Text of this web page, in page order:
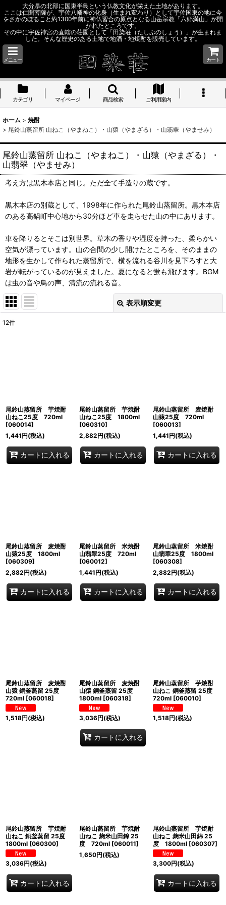
大分県の北部に国東半島という仏教文化が栄えた土地があります。
ここは仁聞菩薩が、宇佐八幡神の化身（生まれ変わり）として宇佐国東の地に今
をさかのぼること約1300年前に神仏習合の原点となる山岳宗教「六郷満山」が開
かれたところです。
その中に宇佐神宮の直轄の荘園として「田染荘（たしぶのしょう）」が生まれま
した。そんな歴史のある土地で地酒・地焼酎を販売しています。
メニュー カート
カテゴリ マイページ 商品検索 ご利用案内
ホーム > 焼酎
> 尾鈴山蒸留所 山ねこ（やまねこ）・山猿（やまざる）・山翡翠（やませみ）
尾鈴山蒸留所 山ねこ（やまねこ）・山猿（やまざる）・
山翡翠（やませみ）
考え方は黒木本店と同じ。ただ全て手造りの蔵です。
黒木本店の別蔵として、1998年に作られた尾鈴山蒸留所。黒木本店
のある高鍋町中心地から30分ほど車を走らせた山の中にあります。
車を降りるとそこは別世界。草木の香りや湿度を持った、柔らかい
空気が漂っています。山の合間の少し開けたところを、そのままの
地形を生かして作られた蒸留所で、横を流れる谷川を見下ろすと大
岩が転がっているのが見えました。夏になると蛍も飛びます。BGM
は虫の音や鳥の声、清流の流れる音。
表示順変更
12件
尾鈴山蒸留所 芋焼酎
山ねこ25度 720ml
[060014]
1,441円(税込)
カートに入れる
尾鈴山蒸留所 芋焼酎
山ねこ25度 1800ml
[060310]
2,882円(税込)
カートに入れる
尾鈴山蒸留所 麦焼酎
山猿25度 720ml
[060013]
1,441円(税込)
カートに入れる
尾鈴山蒸留所 麦焼酎
山猿25度 1800ml
[060309]
2,882円(税込)
カートに入れる
尾鈴山蒸留所 米焼酎
山翡翠25度 720ml
[060012]
1,441円(税込)
カートに入れる
尾鈴山蒸留所 米焼酎
山翡翠25度 1800ml
[060308]
2,882円(税込)
カートに入れる
尾鈴山蒸留所 麦焼酎
山猿 銅釜蒸留 25度
720ml [060018]
1,518円(税込)
尾鈴山蒸留所 麦焼酎
山猿 銅釜蒸留 25度
1800ml [060318]
3,036円(税込)
カートに入れる
尾鈴山蒸留所 芋焼酎
山ねこ 銅釜蒸留 25度
720ml [060010]
1,518円(税込)
尾鈴山蒸留所 芋焼酎
山ねこ 銅釜蒸留 25度
1800ml [060300]
3,036円(税込)
カートに入れる
尾鈴山蒸留所 芋焼酎
山ねこ 麹米山田錦 25
度 720ml [060011]
1,650円(税込)
尾鈴山蒸留所 芋焼酎
山ねこ 麹米山田錦 25
度 1800ml [060307]
3,300円(税込)
カートに入れる